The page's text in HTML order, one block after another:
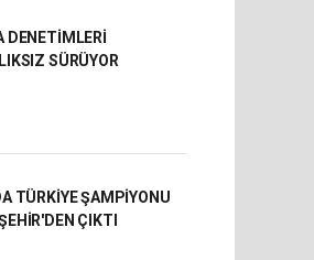
DENETİMLERİ
SÜRÜYOR
TÜRKİYE ŞAMPİYONU
ÇIKTI